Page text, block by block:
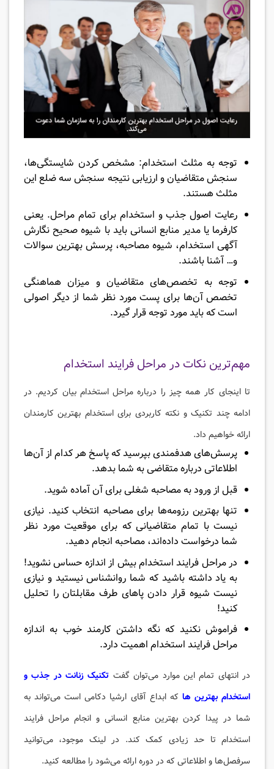
توجه به مثلث استخدام: مشخص کردن شایستگی‌ها،
سنجش متقاضیان و ارزیابی نتیجه سنجش سه ضلع این
مثلث هستند.
رعایت اصول جذب و استخدام برای تمام مراحل. یعنی
کارفرما یا مدیر منابع انسانی باید با شیوه صحیح نگارش
آگهی استخدام، شیوه مصاحبه، پرسش بهترین سوالات
و… آشنا باشند.
توجه به تخصص‌های متقاضیان و میزان هماهنگی
تخصص آن‌ها برای پست مورد نظر شما از دیگر اصولی
است که باید مورد توجه قرار گیرد.
مهم‌ترین نکات در مراحل فرایند استخدام
تا اینجای کار همه چیز را درباره مراحل استخدام بیان کردیم. در
ادامه چند تکنیک و نکته کاربردی برای استخدام بهترین کارمندان
ارائه خواهیم داد.
پرسش‌های هدفمندی بپرسید که پاسخ هر کدام از آن‌ها
اطلاعاتی درباره متقاضی به شما بدهد.
قبل از ورود به مصاحبه شغلی برای آن آماده شوید.
تنها بهترین رزومه‌ها برای مصاحبه انتخاب کنید. نیازی
نیست با تمام متقاضیانی که برای موقعیت مورد نظر
شما درخواست داده‌اند، مصاحبه انجام دهید.
در مراحل فرایند استخدام بیش از اندازه حساس نشوید!
به یاد داشته باشید که شما روانشناس نیستید و نیازی
نیست شیوه قرار دادن پاهای طرف مقابلتان را تحلیل
کنید!
فراموش نکنید که نگه داشتن کارمند خوب به اندازه
مراحل فرایند استخدام اهمیت دارد.
در انتهای تمام این موارد می‌توان گفت تکنیک زنانت در جذب و
استخدام بهترین ها که ابداع آقای ارشیا دکامی است می‌تواند به
شما در پیدا کردن بهترین منابع انسانی و انجام مراحل فرایند
استخدام تا حد زیادی کمک کند. در لینک موجود، می‌توانید
سرفصل‌ها و اطلاعاتی که در دوره ارائه می‌شود را مطالعه کنید.